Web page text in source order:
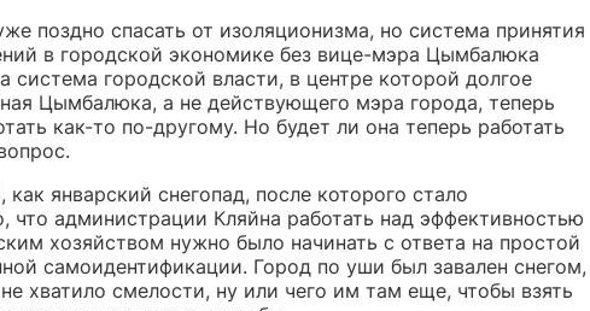
поздно спасать от изоляционизма, но система принятия
в городской экономике без вице-мэра Цымбалюка
система городской власти, в центре которой долгое
Цымбалюка, а не действующего мэра города, теперь
как-то по-другому. Но будет ли она теперь работать
январский снегопад, после которого стало
что администрации Кляйна работать над эффективностью
хозяйством нужно было начинать с ответа на простой
самоидентификации. Город по уши был завален снегом,
хватило смелости, ну или чего им там еще, чтобы взять